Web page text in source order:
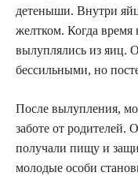
детеныши. Внутри
желтком. Когда время
вылуплялись из яиц.
бессильными, но
После вылупления,
заботе от родителей.
получали пищу и
молодые особи